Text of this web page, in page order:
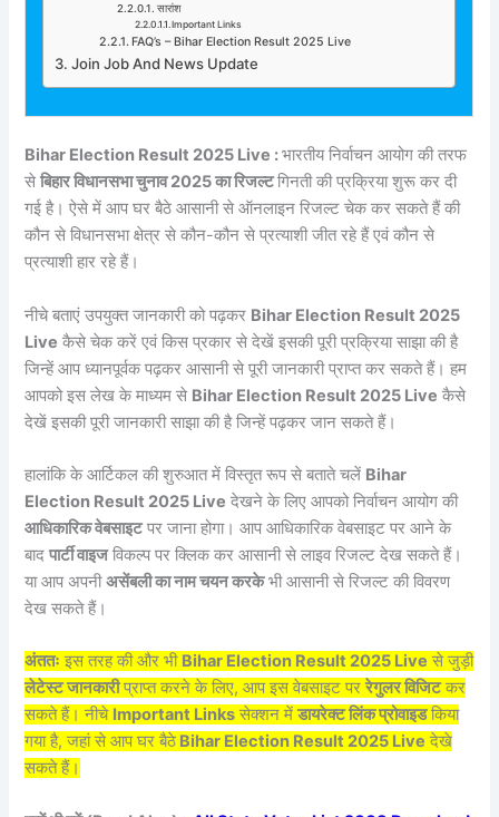
सारांश
Important Links
FAQ’s – Bihar Election Result 2025 Live
Join Job And News Update
Bihar Election Result 2025 Live :भारतीय निर्वाचन आयोग की तरफ
सेबिहार विधानसभा चुनाव 2025 का रिजल्टगिनती की प्रक्रिया शुरू कर दी
गई है। ऐसे में आप घर बैठे आसानी से ऑनलाइन रिजल्ट चेक कर सकते हैं की
कौन से विधानसभा क्षेत्र से कौन-कौन से प्रत्याशी जीत रहे हैं एवं कौन से
प्रत्याशी हार रहे हैं।
नीचे बताएं उपयुक्त जानकारी को पढ़कर Bihar Election Result 2025
Live कैसे चेक करें एवं किस प्रकार से देखें इसकी पूरी प्रक्रिया साझा की है
जिन्हें आप ध्यानपूर्वक पढ़कर आसानी से पूरी जानकारी प्राप्त कर सकते हैं। हम
आपको इस लेख के माध्यम से Bihar Election Result 2025 Live कैसे
देखें इसकी पूरी जानकारी साझा की है जिन्हें पढ़कर जान सकते हैं।
हालांकि के आर्टिकल की शुरुआत में विस्तृत रूप से बताते चलें Bihar
Election Result 2025 Live देखने के लिए आपको निर्वाचन आयोग की
आधिकारिक वेबसाइटपर जाना होगा। आप आधिकारिक वेबसाइट पर आने के
बादपार्टी वाइजविकल्प पर क्लिक कर आसानी से लाइव रिजल्ट देख सकते हैं।
या आप अपनीअसेंबली का नाम चयन करकेभी आसानी से रिजल्ट की विवरण
देख सकते हैं।
अंततः इस तरह की और भी Bihar Election Result 2025 Live से जुड़ी
लेटेस्ट जानकारीप्राप्त करने के लिए, आप इस वेबसाइट पररेगुलर विजिटकर
सकते हैं। नीचे Important Links सेक्शन मेंडायरेक्ट लिंक प्रोवाइडकिया
गया है, जहां से आप घर बैठे Bihar Election Result 2025 Live देखे
सकते हैं।